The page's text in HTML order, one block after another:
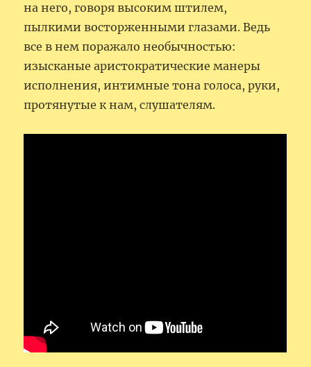
на него, говоря высоким штилем,
пылкими восторженными глазами. Ведь
все в нем поражало необычностью:
изысканые аристократические манеры
исполнения, интимные тона голоса, руки,
протянутые к нам, слушателям.